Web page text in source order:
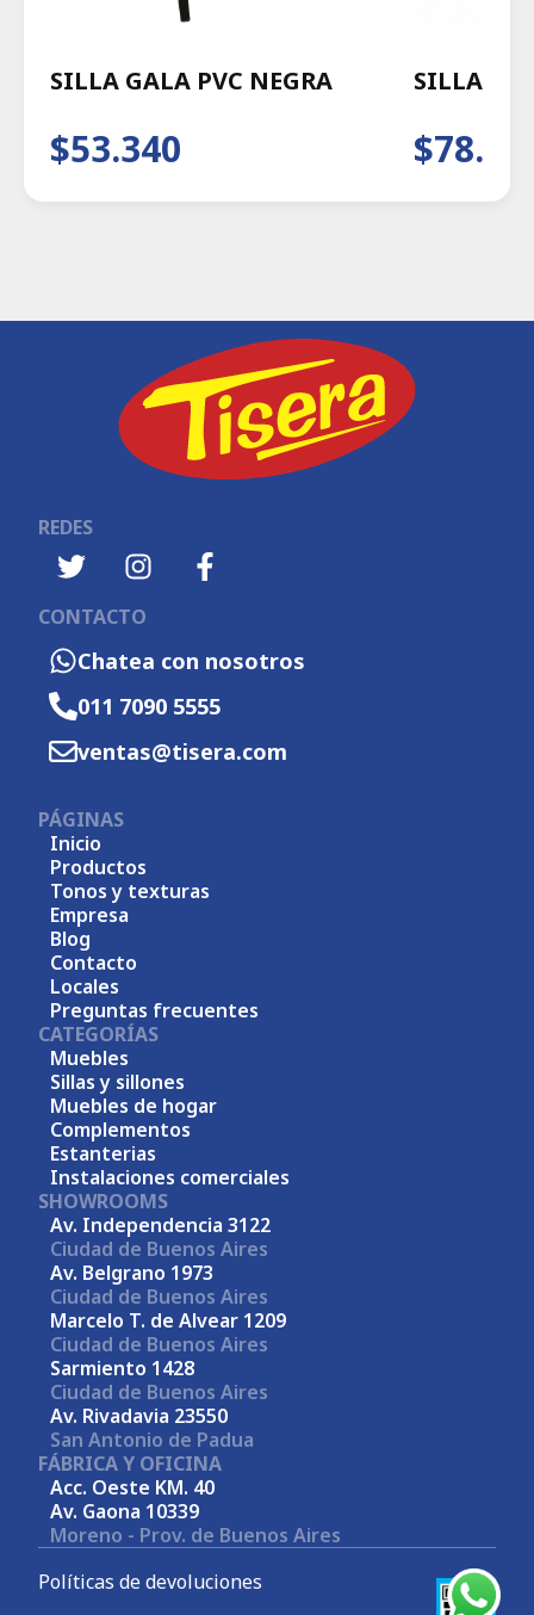
SILLA GALA PVC NEGRA
$53.340
SILLA
REDES
CONTACTO
Chatea con nosotros
011 7090 5555
ventas@tisera.com
PÁGINAS
Inicio
Productos
Tonos y texturas
Empresa
Blog
Contacto
Locales
Preguntas frecuentes
CATEGORÍAS
Muebles
Sillas y sillones
Muebles de hogar
Complementos
Estanterias
Instalaciones comerciales
SHOWROOMS
Av. Independencia 3122
Ciudad de Buenos Aires
Av. Belgrano 1973
Ciudad de Buenos Aires
Marcelo T. de Alvear 1209
Ciudad de Buenos Aires
Sarmiento 1428
Ciudad de Buenos Aires
Av. Rivadavia 23550
San Antonio de Padua
FÁBRICA Y OFICINA
Acc. Oeste KM. 40
Av. Gaona 10339
Moreno - Prov. de Buenos Aires
Políticas de devoluciones